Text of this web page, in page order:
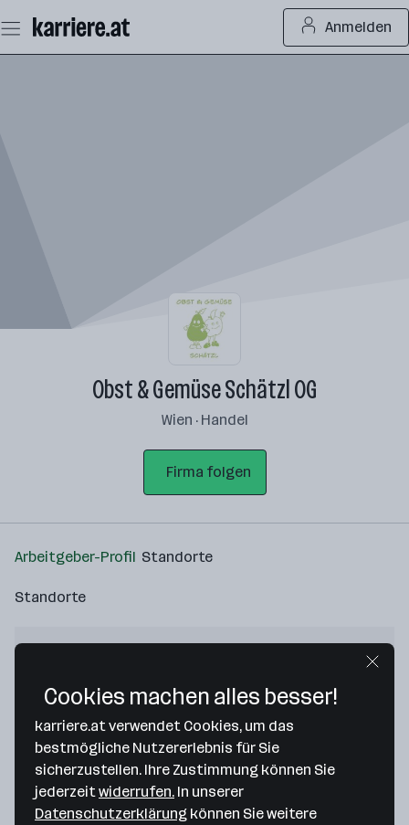
Seiteninhalt
springen
Anmelden
Obst & Gemüse Schätzl OG
Wien · Handel
Firma folgen
Arbeitgeber-Profil Standorte
Standorte
Bitte stimme unseren Cookie-
Richtlinien zu, um diese Karte
anzuzeigen.
Zustimmung geben
Cookies machen alles besser!
karriere.at verwendet Cookies, um das
bestmögliche Nutzererlebnis für Sie
sicherzustellen. Ihre Zustimmung können Sie
jederzeitwiderrufen. In unserer
Datenschutzerklärung können Sie weitere